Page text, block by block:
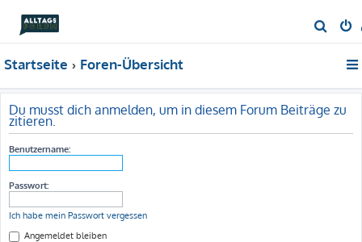
u
Startseite Foren-Übersicht
Du musst dich anmelden, um in diesem Forum Beiträge zu
zitieren.
Benutzername:
Passwort:
Ich habe mein Passwort vergessen
Angemeldet bleiben